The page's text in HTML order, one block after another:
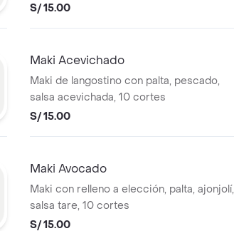
S/ 15.00
Maki Acevichado
Maki de langostino con palta, pescado,
salsa acevichada, 10 cortes
S/ 15.00
Maki Avocado
Maki con relleno a elección, palta, ajonjolí,
salsa tare, 10 cortes
S/ 15.00